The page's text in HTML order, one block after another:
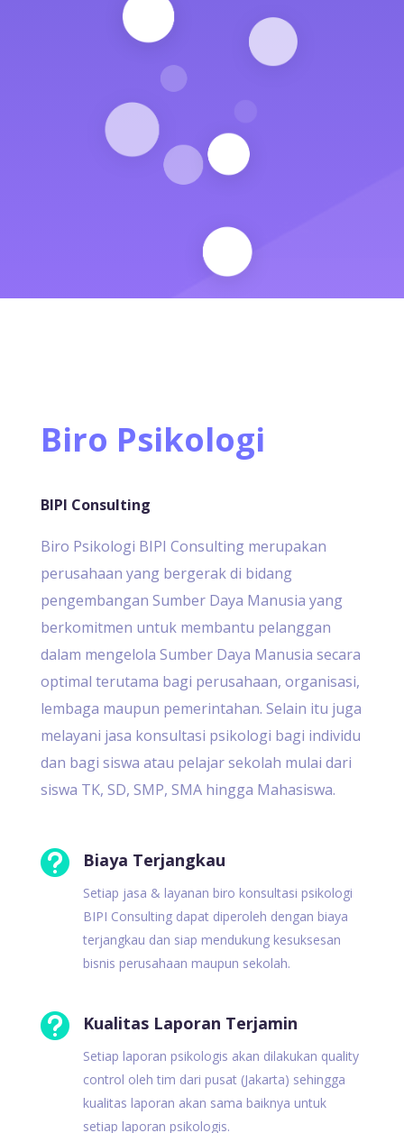
Biro Psikologi
BIPI Consulting
Biro Psikologi BIPI Consulting merupakan
perusahaan yang bergerak di bidang
pengembangan Sumber Daya Manusia yang
berkomitmen untuk membantu pelanggan
dalam mengelola Sumber Daya Manusia secara
optimal terutama bagi perusahaan, organisasi,
lembaga maupun pemerintahan. Selain itu juga
melayani jasa konsultasi psikologi bagi individu
dan bagi siswa atau pelajar sekolah mulai dari
siswa TK, SD, SMP, SMA hingga Mahasiswa.
 Biaya Terjangkau
Setiap jasa & layanan biro konsultasi psikologi
BIPI Consulting dapat diperoleh dengan biaya
terjangkau dan siap mendukung kesuksesan
bisnis perusahaan maupun sekolah.
 Kualitas Laporan Terjamin
Setiap laporan psikologis akan dilakukan quality
control oleh tim dari pusat (Jakarta) sehingga
kualitas laporan akan sama baiknya untuk
setiap laporan psikologis.